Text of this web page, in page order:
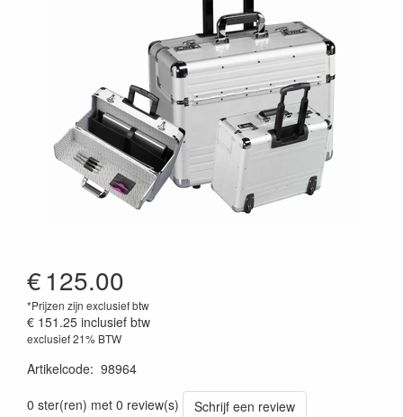
€125.00
*Prijzen zijn exclusief btw
€ 151.25 inclusief btw
exclusief 21% BTW
Artikelcode: 98964
0 ster(ren) met 0 review(s)
Schrijf een review